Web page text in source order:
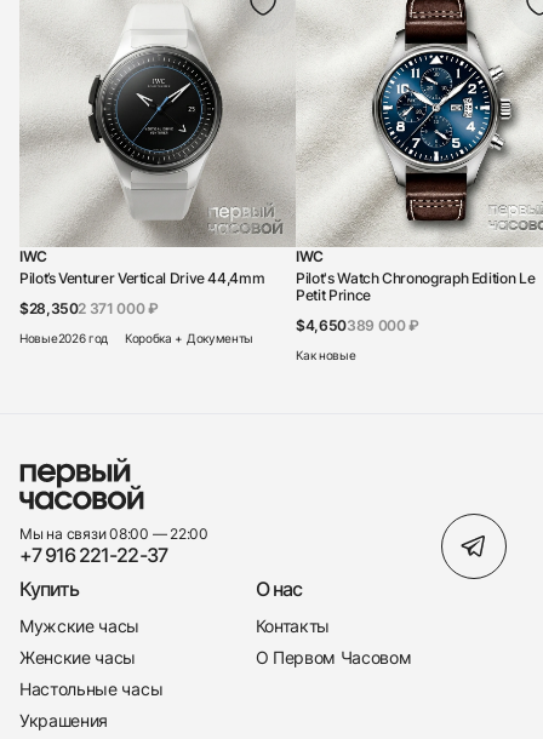
IWC
Pilot’s Venturer Vertical Drive 44,4mm
$28,3502 371 000 ₽
Новые2026 год Коробка + Документы
IWC
Pilot's Watch Chronograph Edition Le
Petit Prince
$4,650389 000 ₽
Как новые
Мы на связи 08:00 — 22:00
+7 916 221-22-37
Купить
Мужские часы
Женские часы
Настольные часы
Украшения
О нас
Контакты
О Первом Часовом